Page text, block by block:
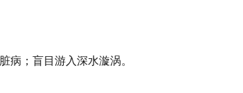
病；盲目游入深水漩涡。